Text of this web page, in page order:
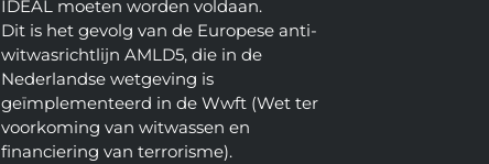
IDEAL moeten worden voldaan.
Dit is het gevolg van de Europese anti-
witwasrichtlijn AMLD5, die in de
Nederlandse wetgeving is
geïmplementeerd in de Wwft (Wet ter
voorkoming van witwassen en
financiering van terrorisme).